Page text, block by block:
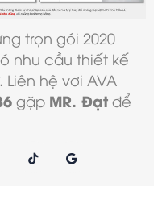
trọn gói 2020
nhu cầu thiết kế
. Liên hệ vơi AVA
gặp MR. Đạt để